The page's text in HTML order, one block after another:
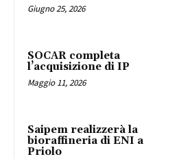
Giugno 25, 2026
SOCAR completa
l’acquisizione di IP
Maggio 11, 2026
Saipem realizzerà la
bioraffineria di ENI a
Priolo